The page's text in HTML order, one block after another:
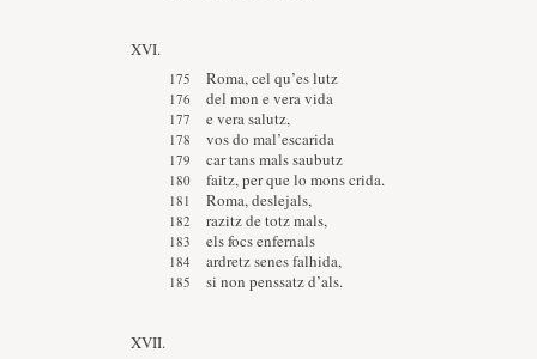
XVI.
Roma, cel qu’es lutz
del mon e vera vida
e vera salutz,
vos do mal’escarida
car tans mals saubutz
faitz, per que lo mons crida.
Roma, deslejals,
razitz de totz mals,
els focs enfernals
ardretz senes falhida,
si non penssatz d’als.
XVII.